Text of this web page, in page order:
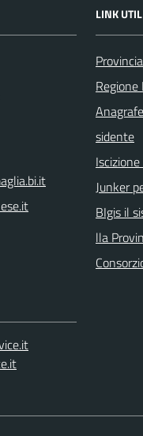
LINK
sidente
Junker
BIgis il
lla